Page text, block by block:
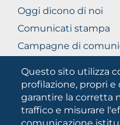
Questo sito utilizza
profilazione, propri e
garantire la corretta
traffico e misurare
Oggi dicono di noi
Comunicati stampa
Campagne di
Unifg Mag
Manuale di identità
Facts and figures